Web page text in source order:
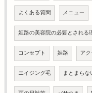
よくある質問 メニュー
姫路の美容院の必要とされる
コンセプト 姫路 ア
エイジング毛 まとまらな